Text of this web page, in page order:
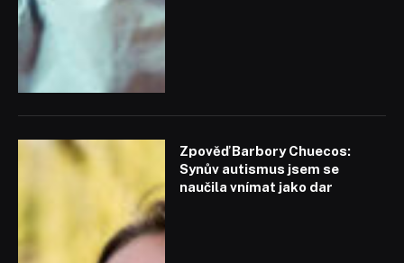
Zpověď Barbory Chuecos:
Synův autismus jsem se
naučila vnímat jako dar